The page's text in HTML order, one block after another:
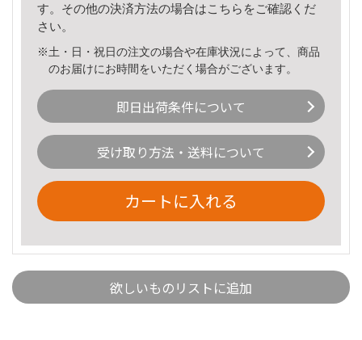
す。その他の決済方法の場合はこちら をご確認くだ
さい。
※土・日・祝日の注文の場合や在庫状況によって、商品
のお届けにお時間をいただく場合がございます。
即日出荷条件について
受け取り方法・送料について
カートに入れる
欲しいものリストに追加